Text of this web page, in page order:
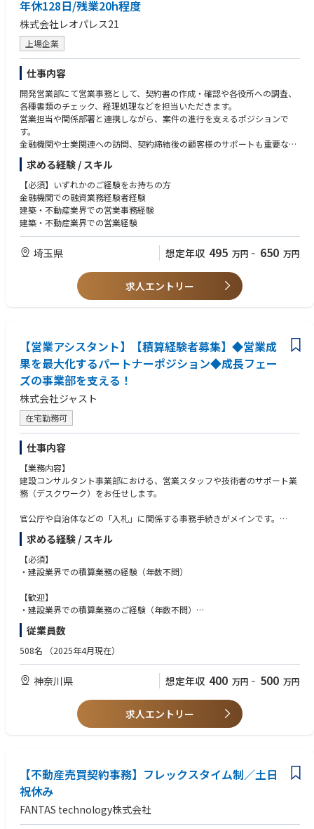
年休128日/残業20h程度
株式会社レオパレス21
上場企業
仕事内容
開発営業部にて営業事務として、契約書の作成・確認や各役所への調査、
各種書類のチェック、経理処理などを担当いただきます。
営業担当や関係部署と連携しながら、案件の進行を支えるポジションで
す。
金融機関や士業関連への訪問、契約締結後の顧客様のサポートも重要な業
務です。
求める経験 / スキル
【必須】いずれかのご経験をお持ちの方
金融機関での融資業務経験者経験
建築・不動産業界での営業事務経験
建築・不動産業界での営業経験
埼玉県 想定年収 495 万円 ~ 650 万円
求人エントリー
【営業アシスタント】【積算経験者募集】◆営業成
果を最大化するパートナーポジション◆成長フェー
ズの事業部を支える！
株式会社ジャスト
在宅勤務可
仕事内容
【業務内容】
建設コンサルタント事業部における、営業スタッフや技術者のサポート業
務（デスクワーク）をお任せします。
官公庁や自治体などの「入札」に関係する事務手続きがメインです。
※まずは関東エリアの自治体からスタートし、将来的には関西・東海エリ
アの案件も担当していただく予定です。
具体的な業務は以下の通りです。
▼入札情報の収集・チェック
・国や地方自治体のホームページ、入札情報サービスを定期的に巡回し、
・見つけた案件の条件（締切日や必要な資格など）を確認し、社内の担当
者へ共有・リスト化します。
▼積算・データ入力・最低制限価格の解析
・発注元から出された仕様書や設計書をもとに、積算ソフトやExcelを使っ
・過去の入札データをもとに、落札の鍵となる「最低制限価格」の解析・
予測を行います。
います。
・案件ごとに提出が求められる書類（会社概要や過去の実績リストなど）
の作成、不備がないかのチェック、提出手続きを担当します。
・無事に落札できた後、契約に必要な書類の作成や、テクリス（TECRIS／
実績情報システム）への登録・申請手続きを行います。
求める経験 / スキル
【必須】
・建設業界での積算業務の経験（年数不問）
【歓迎】
・建設業界での積算業務のご経験（年数不問）
・ExcelやWordの基本的な操作ができれる方
・スケジュール管理が得意で、コツコツ正確に書類をチェックできる方
・営業事務や一般事務のご経験（建設や土木業界のご経験者は優遇しま
従業員数
508名 （2025年4月現在）
神奈川県 想定年収 400 万円 ~ 500 万円
求人エントリー
【不動産売買契約事務】フレックスタイム制／土日
祝休み
FANTAS technology株式会社